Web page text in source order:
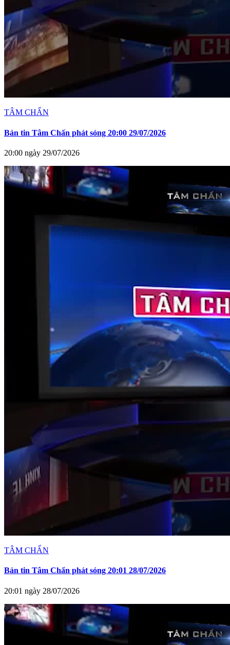
TÂM CHẤN
Bản tin Tâm Chấn phát sóng 20:00 29/07/2026
20:00 ngày 29/07/2026
TÂM CHẤN
Bản tin Tâm Chấn phát sóng 20:01 28/07/2026
20:01 ngày 28/07/2026